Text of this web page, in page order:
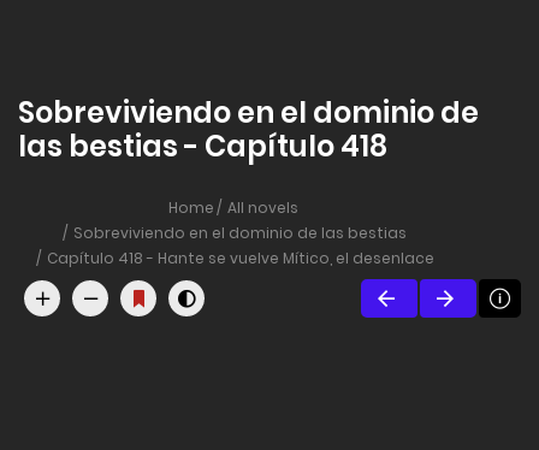
Sobreviviendo en el dominio de
las bestias - Capítulo 418
Home
All novels
Sobreviviendo en el dominio de las bestias
Capítulo 418 - Hante se vuelve Mítico, el desenlace